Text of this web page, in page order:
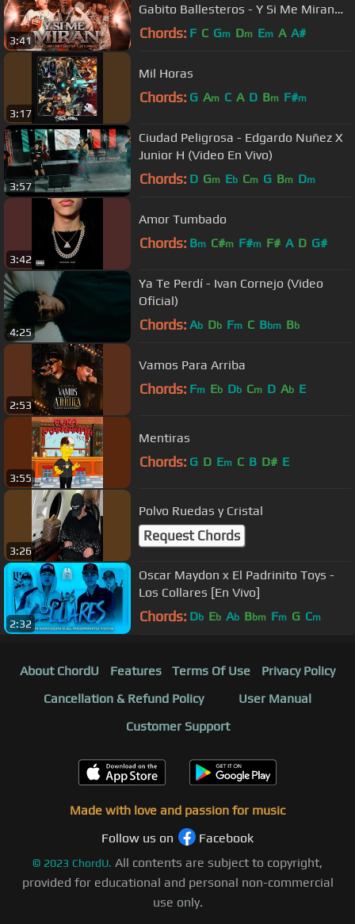
3:41
Gabito Ballesteros - Y Si Me Miran
(En Vivo)
Chords: F C Gm Dm Em A A#
3:17
Mil Horas
Chords: G Am C A D Bm F#m
3:57
Ciudad Peligrosa - Edgardo Nuñez X
Junior H (Video En Vivo)
Chords: D Gm Eb Cm G Bm Dm
3:42
Amor Tumbado
Chords: Bm C#m F#m F# A D G#
4:25
Ya Te Perdí - Ivan Cornejo (Video
Oficial)
Chords: Ab Db Fm C Bbm Bb
2:53
Vamos Para Arriba
Chords: Fm Eb Db Cm D Ab E
3:55
Mentiras
Chords: G D Em C B D# E
3:26
Polvo Ruedas y Cristal
Request Chords
2:32
Oscar Maydon x El Padrinito Toys -
Los Collares [En Vivo]
Chords: Db Eb Ab Bbm Fm G Cm
About ChordU Features Terms Of Use
Privacy Policy
Cancellation & Refund Policy
User Manual
Customer Support
Made with love and passion for music
Follow us on
Facebook
© 2023 ChordU. All contents are subject to copyright,
provided for educational and personal non-commercial
use only.